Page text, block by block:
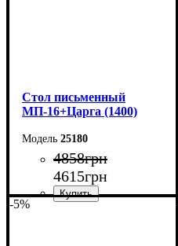
Cтол письменный
МП-16+Царга (1400)
25180
4858грн
4615грн
-5%